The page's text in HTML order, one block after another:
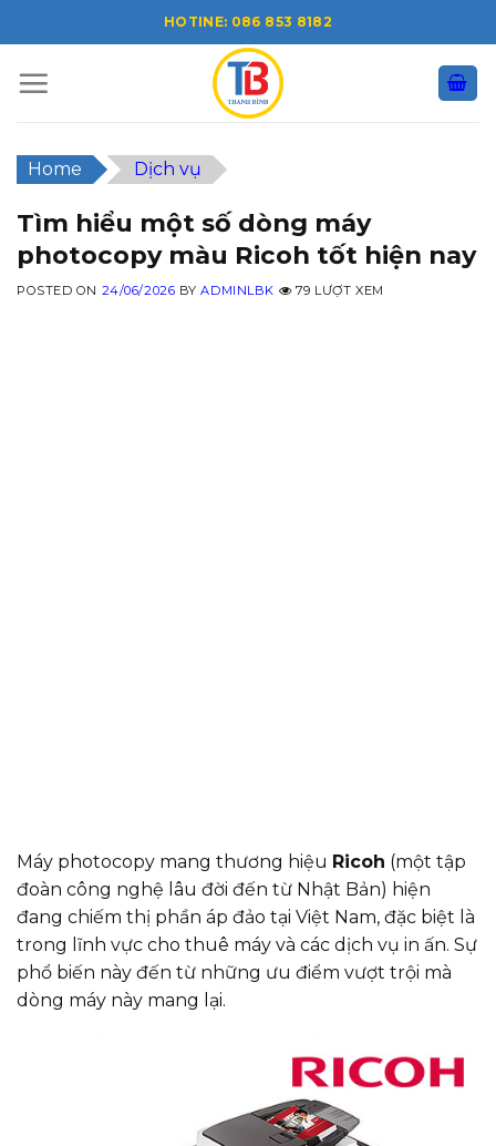
to
content
HOTINE: 086 853 8182
Home Dịch vụ
Tìm hiểu một số dòng máy
photocopy màu Ricoh tốt hiện nay
POSTED ON 24/06/2026 BYADMINLBK 79 LƯỢT XEM
Máy photocopy mang thương hiệu Ricoh (một tập
đoàn công nghệ lâu đời đến từ Nhật Bản) hiện
đang chiếm thị phần áp đảo tại Việt Nam, đặc biệt là
trong lĩnh vực cho thuê máy và các dịch vụ in ấn. Sự
phổ biến này đến từ những ưu điểm vượt trội mà
dòng máy này mang lại.